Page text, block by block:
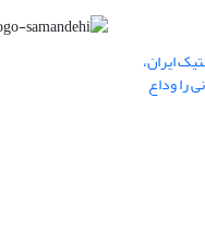
ایران،
را وداع